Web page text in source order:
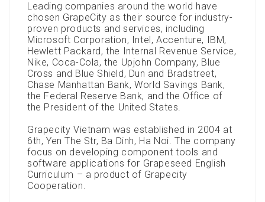
Leading companies around the world have
chosen GrapeCity as their source for industry-
proven products and services, including
Microsoft Corporation, Intel, Accenture, IBM,
Hewlett Packard, the Internal Revenue Service,
Nike, Coca-Cola, the Upjohn Company, Blue
Cross and Blue Shield, Dun and Bradstreet,
Chase Manhattan Bank, World Savings Bank,
the Federal Reserve Bank, and the Office of
the President of the United States.
Grapecity Vietnam was established in 2004 at
6th, Yen The Str, Ba Dinh, Ha Noi. The company
focus on developing component tools and
software applications for Grapeseed English
Curriculum – a product of Grapecity
Cooperation.